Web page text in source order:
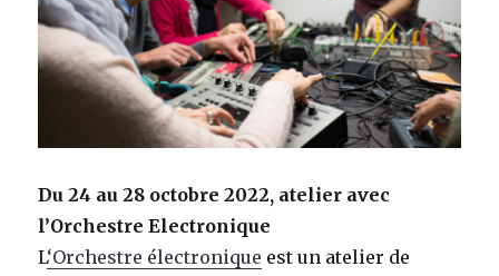
Du 24 au 28 octobre 2022, atelier avec
l’Orchestre Electronique
L‘Orchestre électronique est un atelier de